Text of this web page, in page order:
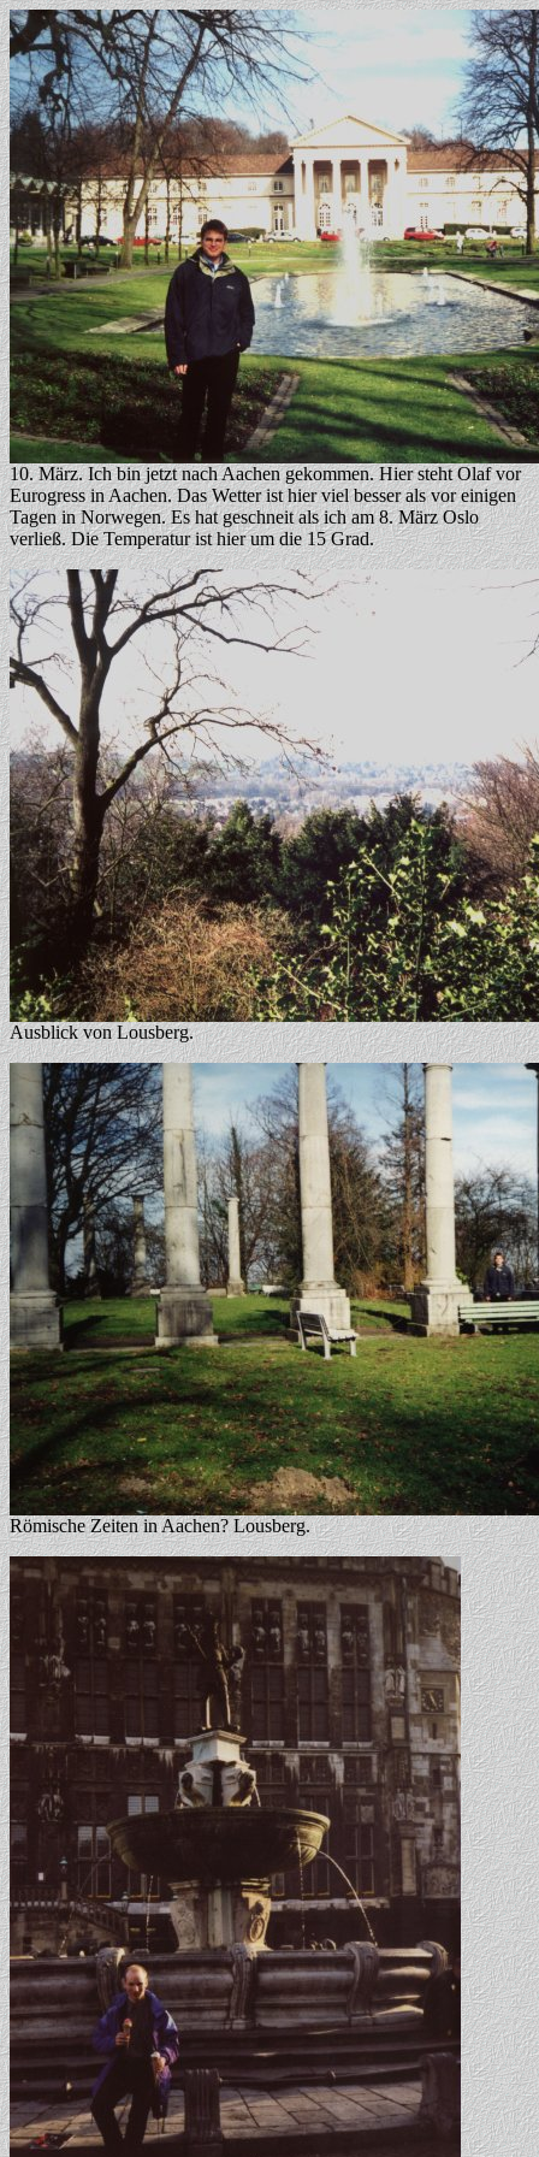
10. März. Ich bin jetzt nach Aachen gekommen. Hier steht Olaf vor
Eurogress in Aachen. Das Wetter ist hier viel besser als vor einigen
Tagen in Norwegen. Es hat geschneit als ich am 8. März Oslo
verließ. Die Temperatur ist hier um die 15 Grad.
Ausblick von Lousberg.
Römische Zeiten in Aachen? Lousberg.